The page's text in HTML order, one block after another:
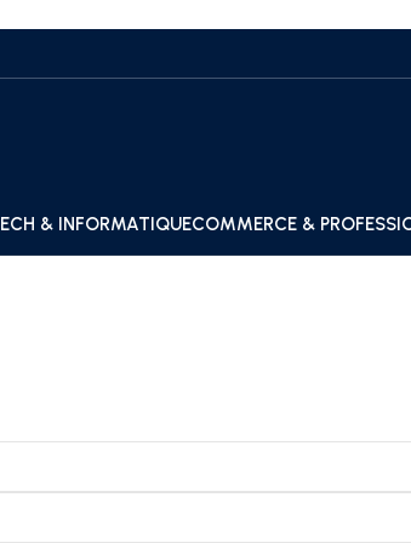
& INFORMATIQUECOMMERCE &